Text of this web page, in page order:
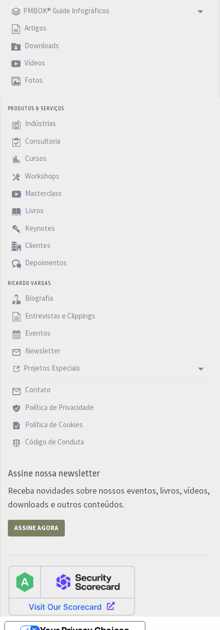
PMBOK® Guide Infográficos
Artigos
Downloads
Vídeos
Fotos
PRODUTOS & SERVIÇOS
Indústrias
Consultoria
Cursos
Workshops
Masterclass
Livros
Keynotes
Clientes
Depoimentos
RICARDO VARGAS
Biografia
Entrevistas e Clippings
Eventos
Newsletter
Projetos Especiais
Contato
Política de Privacidade
Política de Cookies
Código de Conduta
Assine nossa newsletter
Receba novidades sobre nossos eventos, livros, vídeos,
downloads e outros conteúdos.
ASSINE AGORA